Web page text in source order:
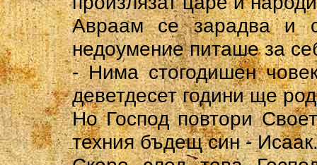
Авраам се зарадва и
недоумение питаше за
- Нима стогодишен
деветдесет години ще
Но Господ повтори
техния бъдещ син -